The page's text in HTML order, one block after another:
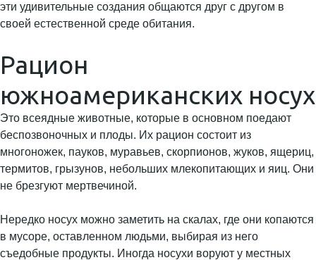
эти удивительные создания общаются друг с другом в
своей естественной среде обитания.
Рацион
южноамериканских носух
Это всеядные животные, которые в основном поедают
беспозвоночных и плоды. Их рацион состоит из
многоножек, пауков, муравьев, скорпионов, жуков, ящериц,
термитов, грызунов, небольших млекопитающих и яиц. Они
не брезгуют мертвечиной.
Нередко носух можно заметить на скалах, где они копаются
в мусоре, оставленном людьми, выбирая из него
съедобные продукты. Иногда носухи воруют у местных